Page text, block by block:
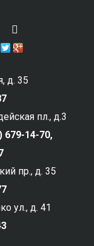
д. 35
пл., д.3
679-14-70,
пр., д. 35
ул., д. 41